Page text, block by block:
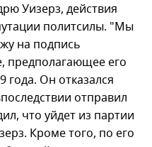
Уизерз, действия
политсилы. "Мы
на подпись
предполагающее его
года. Он отказался
отправил
что уйдет из партии
Кроме того, по его